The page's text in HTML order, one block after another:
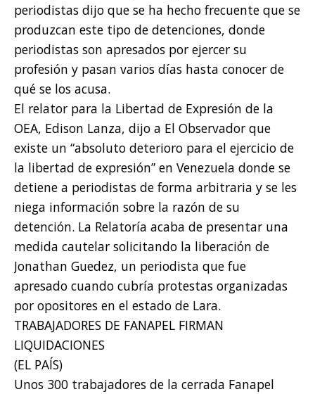
periodistas dijo que se ha hecho frecuente que se
produzcan este tipo de detenciones, donde
periodistas son apresados por ejercer su
profesión y pasan varios días hasta conocer de
qué se los acusa.
El relator para la Libertad de Expresión de la
OEA, Edison Lanza, dijo a El Observador que
existe un “absoluto deterioro para el ejercicio de
la libertad de expresión” en Venezuela donde se
detiene a periodistas de forma arbitraria y se les
niega información sobre la razón de su
detención. La Relatoría acaba de presentar una
medida cautelar solicitando la liberación de
Jonathan Guedez, un periodista que fue
apresado cuando cubría protestas organizadas
por opositores en el estado de Lara.
TRABAJADORES DE FANAPEL FIRMAN
LIQUIDACIONES
(EL PAÍS)
Unos 300 trabajadores de la cerrada Fanapel